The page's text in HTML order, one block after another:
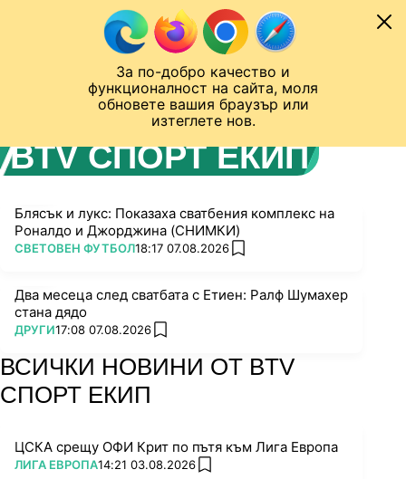
За по-добро качество и
функционалност на сайта, моля
обновете вашия браузър или
изтеглете нов.
Към съдържанието
Лига на Конференциите
BTV СПОРТ ЕКИП
Блясък и лукс: Показаха сватбения комплекс на
Роналдо и Джорджина (СНИМКИ)
ПОВЕЧЕ ОТ
СВЕТОВЕН ФУТБОЛ18:17 07.08.2026 add favorites
Два месеца след сватбата с Етиен: Ралф Шумахер
стана дядо
ПОВЕЧЕ ОТ
ДРУГИ17:08 07.08.2026 add favorites
ВСИЧКИ НОВИНИ ОТ BTV
СПОРТ ЕКИП
ЦСКА срещу ОФИ Крит по пътя към Лига Европа
ПОВЕЧЕ ОТ
ЛИГА ЕВРОПА14:21 03.08.2026 add favorites